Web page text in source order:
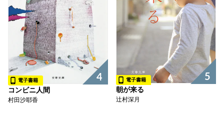
4
電子書籍
コンビニ人間
村田沙耶香
5
電子書籍
朝が来る
辻村深月